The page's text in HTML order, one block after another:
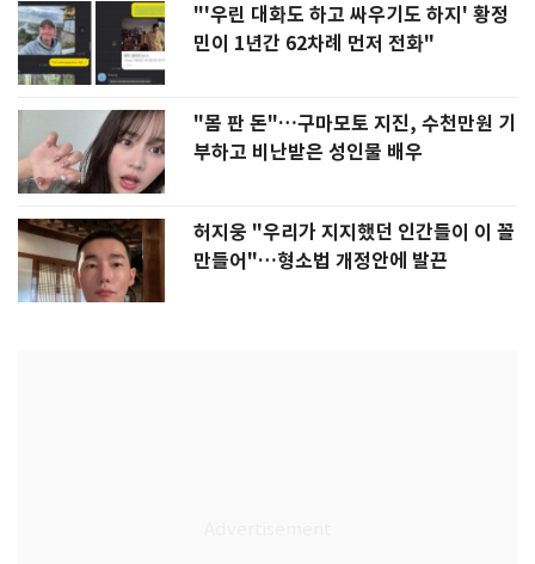
"'우린 대화도 하고 싸우기도 하지' 황정
민이 1년간 62차례 먼저 전화"
"몸 판 돈"…구마모토 지진, 수천만원 기
부하고 비난받은 성인물 배우
허지웅 "우리가 지지했던 인간들이 이 꼴
만들어"…형소법 개정안에 발끈